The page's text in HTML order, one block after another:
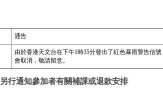
通告
由於香港天文台在下午1時35分發出了紅色暴雨警告信
會取消，敬請留意。
行通知參加者有關補課或退款安排